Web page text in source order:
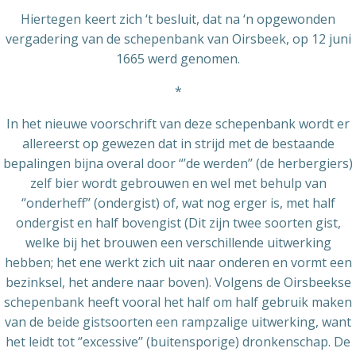
Hiertegen keert zich ‘t besluit, dat na ‘n opgewonden
vergadering van de schepenbank van Oirsbeek, op 12 juni
1665 werd genomen.
*
In het nieuwe voorschrift van deze schepenbank wordt er
allereerst op gewezen dat in strijd met de bestaande
bepalingen bijna overal door “’de werden’’ (de herbergiers)
zelf bier wordt gebrouwen en wel met behulp van
‘’onderheff’’ (ondergist) of, wat nog erger is, met half
ondergist en half bovengist (Dit zijn twee soorten gist,
welke bij het brouwen een verschillende uitwerking
hebben; het ene werkt zich uit naar onderen en vormt een
bezinksel, het andere naar boven). Volgens de Oirsbeekse
schepenbank heeft vooral het half om half gebruik maken
van de beide gistsoorten een rampzalige uitwerking, want
het leidt tot ‘’excessive’’ (buitensporige) dronkenschap. De